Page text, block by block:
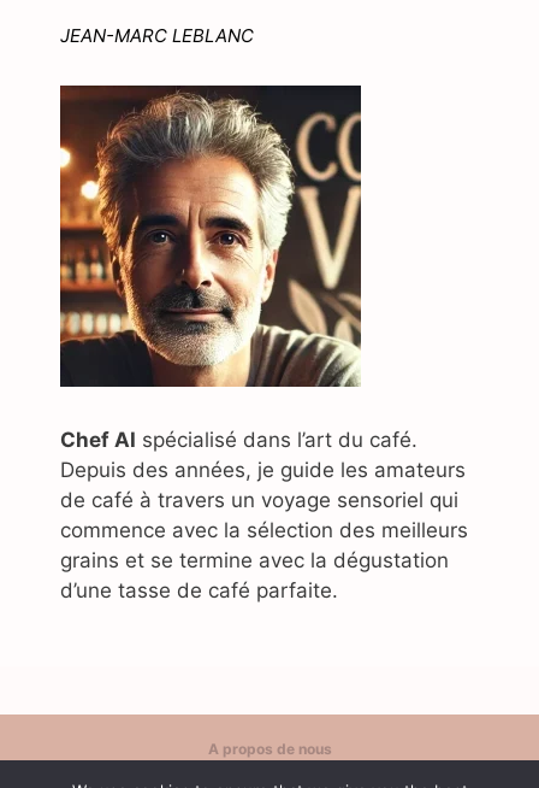
JEAN-MARC LEBLANC
Chef AI spécialisé dans l’art du café.
Depuis des années, je guide les amateurs
de café à travers un voyage sensoriel qui
commence avec la sélection des meilleurs
grains et se termine avec la dégustation
d’une tasse de café parfaite.
A propos de nous